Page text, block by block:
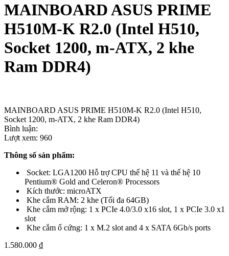
MAINBOARD ASUS PRIME
H510M-K R2.0 (Intel H510,
Socket 1200, m-ATX, 2 khe
Ram DDR4)
MAINBOARD ASUS PRIME H510M-K R2.0 (Intel H510,
Socket 1200, m-ATX, 2 khe Ram DDR4)
Bình luận:
Lượt xem: 960
Thông số sản phẩm:
Socket: LGA1200 Hỗ trợ CPU thế hệ 11 và thế hệ 10
Pentium® Gold and Celeron® Processors
Kích thước: microATX
Khe cắm RAM: 2 khe (Tối đa 64GB)
Khe cắm mở rộng: 1 x PCIe 4.0/3.0 x16 slot, 1 x PCIe 3.0 x1
slot
Khe cắm ổ cứng: 1 x M.2 slot and 4 x SATA 6Gb/s ports
1.580.000 ₫